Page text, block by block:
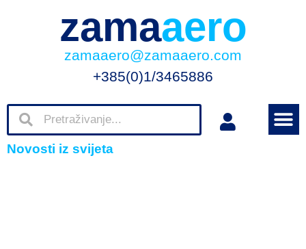
zamaaero
zamaaero@zamaaero.com
+385(0)1/3465886
Novosti iz svijeta